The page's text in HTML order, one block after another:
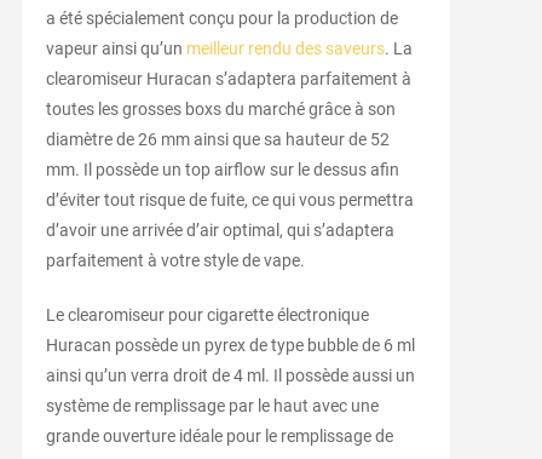
a été spécialement conçu pour la production de
vapeur ainsi qu’un meilleur rendu des saveurs. La
clearomiseur Huracan s’adaptera parfaitement à
toutes les grosses boxs du marché grâce à son
diamètre de 26 mm ainsi que sa hauteur de 52
mm. Il possède un top airflow sur le dessus afin
d’éviter tout risque de fuite, ce qui vous permettra
d’avoir une arrivée d’air optimal, qui s’adaptera
parfaitement à votre style de vape.
Le clearomiseur pour cigarette électronique
Huracan possède un pyrex de type bubble de 6 ml
ainsi qu’un verra droit de 4 ml. Il possède aussi un
système de remplissage par le haut avec une
grande ouverture idéale pour le remplissage de